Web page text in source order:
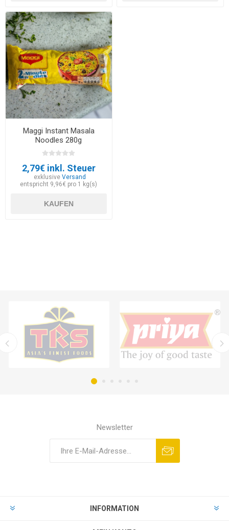
Maggi Instant Masala
Noodles 280g
2,79€ inkl. Steuer
exklusiveVersand
entspricht 9,96€ pro 1 kg(s)
KAUFEN
Newsletter
INFORMATION